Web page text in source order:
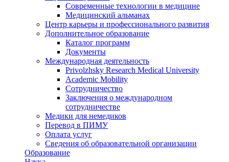
Современные технологии в медицине
Медицинский альманах
Центр карьеры и профессионального развития
Дополнительное образование
Каталог программ
Документы
Международная деятельность
Privolzhsky Research Medical University
Academic Mobility
Сотрудничество
Заключения о международном
сотрудничестве
Медики для немедиков
Перевод в ПИМУ
Оплата услуг
Сведения об образовательной организации
Образование